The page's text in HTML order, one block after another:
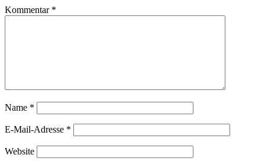
Kommentar *
Name *
E-Mail-Adresse *
Website